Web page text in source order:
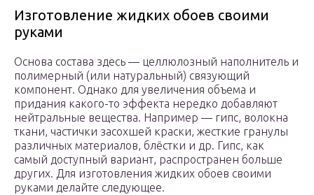
Изготовление жидких обоев своими
руками
Основа состава здесь — целлюлозный наполнитель и
полимерный (или натуральный) связующий
компонент. Однако для увеличения объема и
придания какого-то эффекта нередко добавляют
нейтральные вещества. Например — гипс, волокна
ткани, частички засохшей краски, жесткие гранулы
различных материалов, блёстки и др. Гипс, как
самый доступный вариант, распространен больше
других. Для изготовления жидких обоев своими
руками делайте следующее.